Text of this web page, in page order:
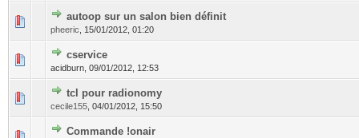
autoop sur un salon bien définit
pheeric 15/01/2012, 01:20
cservice
acidburn, 09/01/2012, 12:53
tcl pour radionomy
cecile155 04/01/2012, 15:50
Commande !onair